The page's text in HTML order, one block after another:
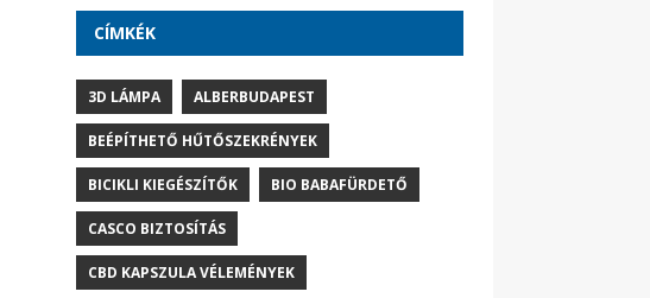
CÍMKÉK
3D LÁMPA ALBERBUDAPEST
BEÉPÍTHETŐ HŰTŐSZEKRÉNYEK
BICIKLI KIEGÉSZÍTŐK BIO BABAFÜRDETŐ
CASCO BIZTOSÍTÁS
CBD KAPSZULA VÉLEMÉNYEK